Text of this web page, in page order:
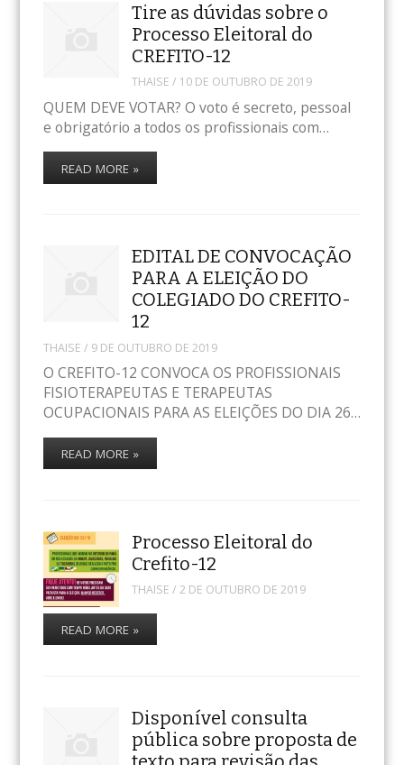
Tire as dúvidas sobre o
Processo Eleitoral do
CREFITO-12
THAISE / 10 DE OUTUBRO DE 2019
QUEM DEVE VOTAR? O voto é secreto, pessoal
e obrigatório a todos os profissionais com…
READ MORE »
EDITAL DE CONVOCAÇÃO
PARA A ELEIÇÃO DO
COLEGIADO DO CREFITO-
12
THAISE / 9 DE OUTUBRO DE 2019
O CREFITO-12 CONVOCA OS PROFISSIONAIS
FISIOTERAPEUTAS E TERAPEUTAS
OCUPACIONAIS PARA AS ELEIÇÕES DO DIA 26…
READ MORE »
Processo Eleitoral do
Crefito-12
THAISE /2 DE OUTUBRO DE 2019
READ MORE »
Disponível consulta
pública sobre proposta de